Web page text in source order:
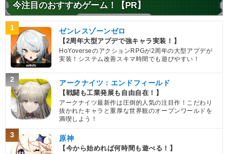
今注目のおすすめゲーム！【PR】
1 ゼンレスゾーンゼロ
【2周年大型アプデで強キャラ実装！】
HoYoverseのアクションRPGが2周年の大型アプデが
実装！システム改善スキマ時間でも遊びやすい！
2 アークナイツ：エンドフィールド
【戦闘も工業発展も自由自在！】
アークナイツ最新作は圧倒的人気の注目作！こだわり
抜かれたキャラと重厚な世界観のオープンワールドを
満喫しよう！
3 原神
【今から始めれば何時間も遊べる！】